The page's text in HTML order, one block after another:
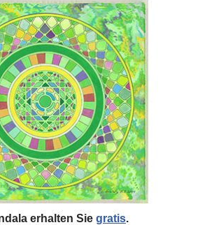
erhalten Sie gratis.